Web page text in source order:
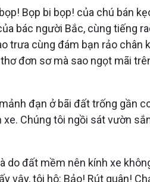
Bọp bi bọp! của chú bán
bác người Bắc, cùng tiếng
trưa cùng đám bạn rảo chân
đơn sơ mà sao ngọt mãi
đạn ở bãi đất trống gần
Chúng tôi ngồi sát vườn
do đất mềm nên kính xe
vậy, tôi hô: Bảo! Rút quân!